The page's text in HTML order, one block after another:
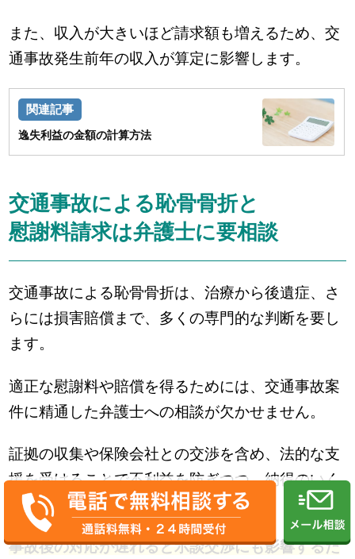
また、収入が大きいほど請求額も増えるため、交
通事故発生前年の収入が算定に影響します。
逸失利益の金額の計算方法
交通事故による恥骨骨折と
慰謝料請求は弁護士に要相談
交通事故による恥骨骨折は、治療から後遺症、さ
らには損害賠償まで、多くの専門的な判断を要し
ます。
適正な慰謝料や賠償を得るためには、交通事故案
件に精通した弁護士への相談が欠かせません。
証拠の収集や保険会社との交渉を含め、法的な支
援を受けることで不利益を防ぎつつ、納得のいく
解決を実現します。
事故後の対応が遅れると示談交渉にも影響するた